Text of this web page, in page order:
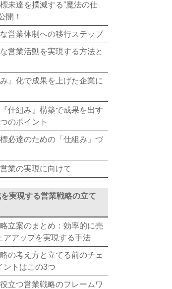
未達を撲滅する”魔法の仕
開！
営業体制への移行ステップ
営業活動を実現する方法と
』化で成果を上げた企業に
仕組み』構築で成果を出す
のポイント
必達のための「仕組み」づ
業の実現に向けて
を実現する営業戦略の立て
立案のまとめ：効率的に売
アアップを実現する手法
の考え方と立てる前のチェ
ントはこの3つ
立つ営業戦略のフレームワ